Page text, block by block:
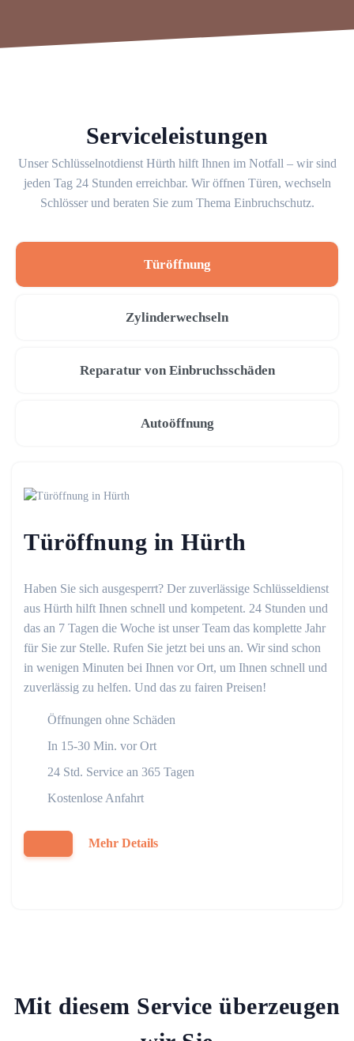
Serviceleistungen
Unser Schlüsselnotdienst Hürth hilft Ihnen im Notfall – wir sind
jeden Tag 24 Stunden erreichbar. Wir öffnen Türen, wechseln
Schlösser und beraten Sie zum Thema Einbruchschutz.
Türöffnung
Zylinderwechseln
Reparatur von Einbruchsschäden
Autoöffnung
Türöffnung in Hürth
Haben Sie sich ausgesperrt? Der zuverlässige Schlüsseldienst
aus Hürth hilft Ihnen schnell und kompetent. 24 Stunden und
das an 7 Tagen die Woche ist unser Team das komplette Jahr
für Sie zur Stelle. Rufen Sie jetzt bei uns an. Wir sind schon
in wenigen Minuten bei Ihnen vor Ort, um Ihnen schnell und
zuverlässig zu helfen. Und das zu fairen Preisen!
Öffnungen ohne Schäden
In 15-30 Min. vor Ort
24 Std. Service an 365 Tagen
Kostenlose Anfahrt
Mehr Details
Mit diesem Service überzeugen